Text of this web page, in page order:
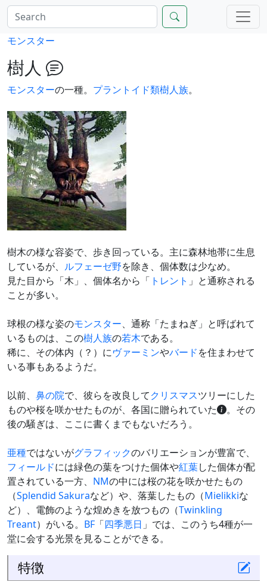
モンスター
樹人
モンスターの一種。 プラントイド類樹人族。
樹木の様な容姿で、歩き回っている。主に森林地帯に生息
しているが、 ルフェーゼ野を除き、個体数は少なめ。
見た目から「木」、個体名から「 トレント 」と通称される
ことが多い。
球根の様な姿のモンスター、通称「たまねぎ」と呼ばれて
いるものは、この樹人族の若木である。
稀に、その体内（？）にヴァーミンやバードを住まわせて
いる事もあるようだ。
以前、 鼻の院で、彼らを改良してクリスマスツリーにした
ものや桜を咲かせたものが、各国に贈られていた
。その
後の騒ぎは、ここに書くまでもないだろう。
亜種ではないがグラフィックのバリエーションが豊富で、
フィールドには緑色の葉をつけた個体や紅葉した個体が配
置されている一方、 NMの中には桜の花を咲かせたもの
（Splendid Sakuraなど）や、落葉したもの（Mielikkiな
ど）、電飾のような煌めきを放つもの（Twinkling
Treant）がいる。 BF 「四季悪日 」では、このうち4種が一
堂に会する光景を見ることができる。
特徴